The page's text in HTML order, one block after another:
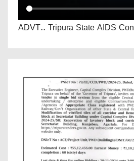
ADVT.. Tripura State AIDS